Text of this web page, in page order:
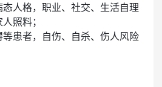
人格，职业、社交、生活自理
照料；
患者，自伤、自杀、伤人风险